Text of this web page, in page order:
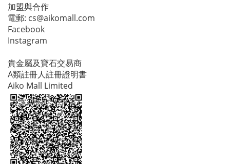
加盟與合作
電郵: cs@aikomall.com
Facebook
Instagram
貴金屬及寶石交易商
A類註冊人註冊證明書
Aiko Mall Limited